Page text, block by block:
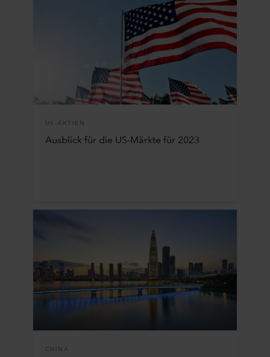
US-AKTIEN
Ausblick für die US-Märkte für 2023
CHINA